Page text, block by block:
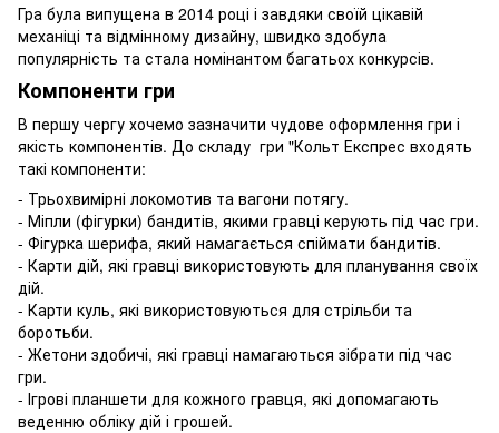
Гра була випущена в 2014 році і завдяки своїй цікавій
механіці та відмінному дизайну, швидко здобула
популярність та стала номінантом багатьох конкурсів.
Компоненти гри
В першу чергу хочемо зазначити чудове оформлення гри і
якість компонентів. До складу гри "Кольт Експрес входять
такі компоненти:
- Трьохвимірні локомотив та вагони потягу.
- Міпли (фігурки) бандитів, якими гравці керують під час гри.
- Фігурка шерифа, який намагається спіймати бандитів.
- Карти дій, які гравці використовують для планування своїх
дій.
- Карти куль, які використовуються для стрільби та
боротьби.
- Жетони здобичі, які гравці намагаються зібрати під час
гри.
- Ігрові планшети для кожного гравця, які допомагають
веденню обліку дій і грошей.